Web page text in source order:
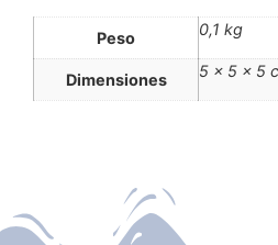
Peso 0,1 kg
Dimensiones 5 × 5 × 5